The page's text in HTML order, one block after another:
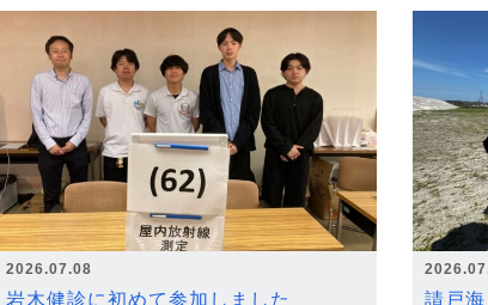
2026.07.08
岩木健診に初めて参加しました
請戸